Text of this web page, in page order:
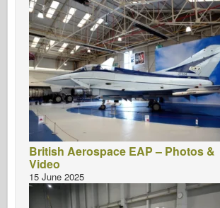
British Aerospace EAP – Photos &
Video
15 June 2025